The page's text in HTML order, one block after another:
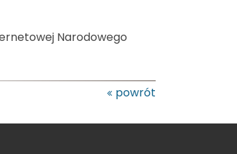
Narodowego
powrót